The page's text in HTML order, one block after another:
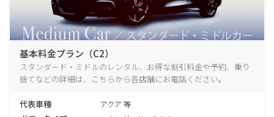
基本料金プラン（C2）
スタンダード・ミドルのレンタル、お得な割引料金や予約、乗り
捨てなどの詳細は、こちらから各店舗にお電話ください。
代表車種 アクア 等